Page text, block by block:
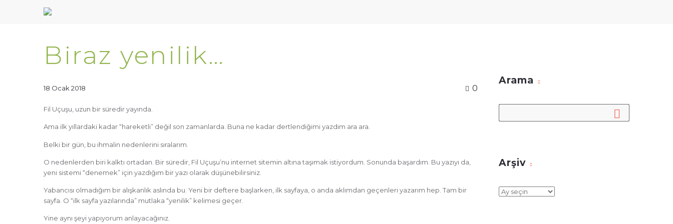
Biraz yenilik…
0
18 Ocak 2018
Fil Uçuşu, uzun bir süredir yayında.
Ama ilk yıllardaki kadar “hareketli” değil son zamanlarda. Buna ne kadar dertlendiğimi yazdım ara ara.
Belki bir gün, bu ihmalin nedenlerini sıralarım.
O nedenlerden biri kalktı ortadan. Bir süredir, Fil Uçuşu’nu internet sitemin altına taşımak istiyordum. Sonunda başardım. Bu yazıyı da,
yeni sistemi “denemek” için yazdığım bir yazı olarak düşünebilirsiniz.
Yabancısı olmadığım bir alışkanlık aslında bu. Yeni bir deftere başlarken, ilk sayfaya, o anda aklımdan geçenleri yazarım hep. Tam bir
sayfa. O “ilk sayfa yazılarında” mutlaka “yenilik” kelimesi geçer.
Yine aynı şeyi yapıyorum anlayacağınız.
Arama
Arşiv
Arşiv